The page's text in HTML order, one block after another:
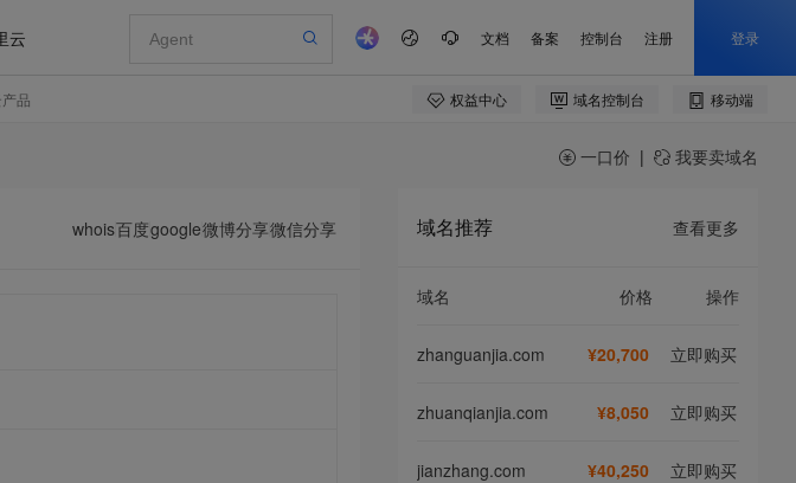
一口价 | 我要卖域名
whois百度google微博分享微信分享 域名推荐 查看更多
域名 价格 操作
zhanguanjia.com ¥20,700 立即购买
zhuanqianjia.com ¥8,050 立即购买
jianzhang.com ¥40,250 立即购买